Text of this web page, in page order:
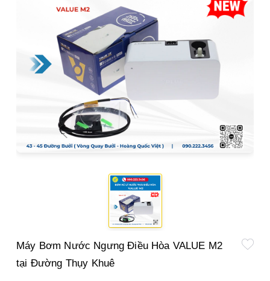
Máy Bơm Nước Ngưng Điều Hòa VALUE M2
tại Đường Thụy Khuê